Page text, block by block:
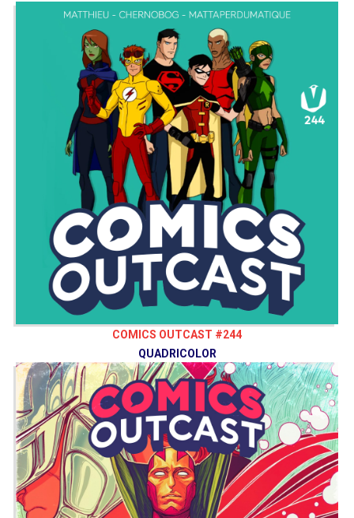
COMICS OUTCAST #244
QUADRICOLOR